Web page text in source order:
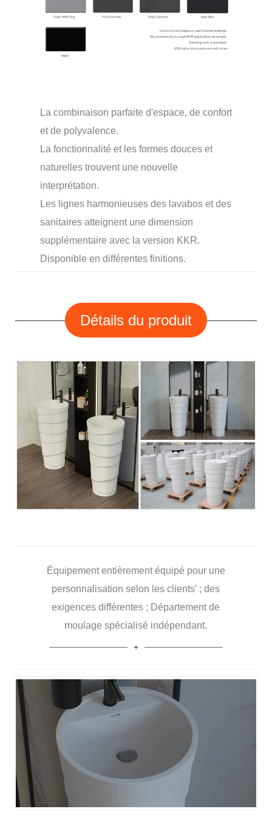
La combinaison parfaite d'espace, de confort
et de polyvalence.
La fonctionnalité et les formes douces et
naturelles trouvent une nouvelle
interprétation.
Les lignes harmonieuses des lavabos et des
sanitaires atteignent une dimension
supplémentaire avec la version KKR.
Disponible en différentes finitions.
Détails du produit
Équipement entièrement équipé pour une
personnalisation selon les clients' ; des
exigences différentes ; Département de
moulage spécialisé indépendant.